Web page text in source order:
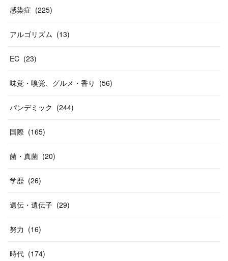
感染症 (225)
アルゴリズム (13)
EC (23)
味覚・嗅覚、グルメ・香り (56)
パンデミック (244)
国際 (165)
菌・真菌 (20)
学歴 (26)
遺伝・遺伝子 (29)
努力 (16)
時代 (174)